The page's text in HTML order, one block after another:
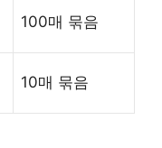
100매 묶음
10매 묶음